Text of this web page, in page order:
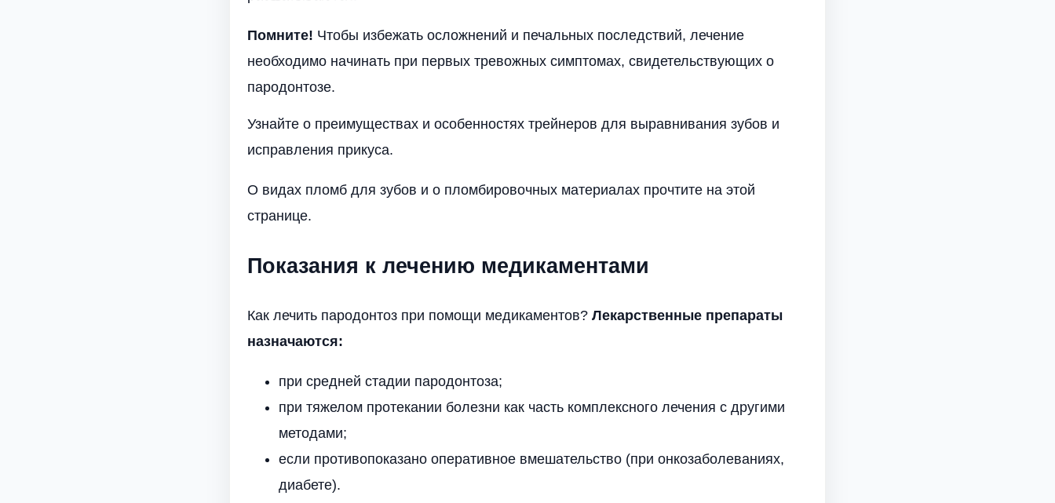
Помните! Чтобы избежать осложнений и печальных последствий, лечение
необходимо начинать при первых тревожных симптомах, свидетельствующих о
пародонтозе.
Узнайте о преимуществах и особенностях трейнеров для выравнивания зубов и
исправления прикуса.
О видах пломб для зубов и о пломбировочных материалах прочтите на этой
странице.
Показания к лечению медикаментами
Как лечить пародонтоз при помощи медикаментов? Лекарственные препараты
назначаются:
при средней стадии пародонтоза;
при тяжелом протекании болезни как часть комплексного лечения с другими
методами;
если противопоказано оперативное вмешательство (при онкозаболеваниях,
диабете).